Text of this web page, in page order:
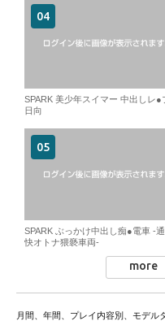
SPARK 美少年スイマー 中出しレ●
日向
SPARK ぶっかけ中出し痴●電車 -
快オトナ猥褻車両-
more
月間、年間、プレイ内容別、モデル